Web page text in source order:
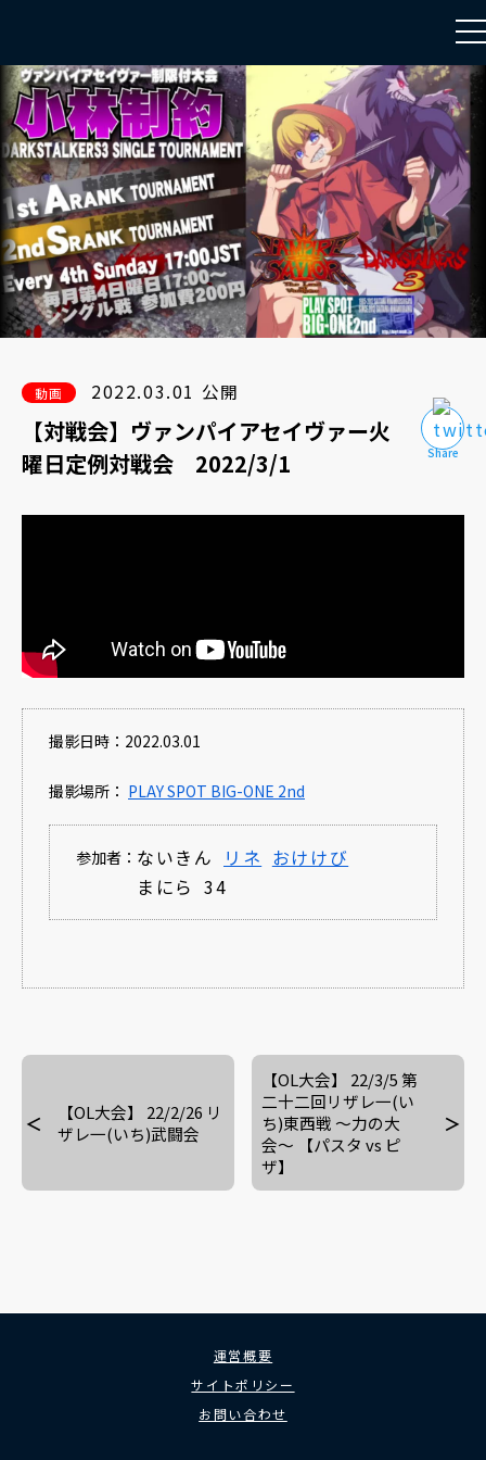
動画 2022.03.01 公開
【対戦会】ヴァンパイアセイヴァー火
曜日定例対戦会 2022/3/1
撮影日時：2022.03.01
撮影場所： PLAY SPOT BIG-ONE 2nd
参加者： ないきん リネ おけけび
まにら 34
【OL大会】 22/2/26 リ
ザレ一(いち)武闘会
【OL大会】 22/3/5 第
二十二回リザレ一(い
ち)東西戦 〜力の大
会〜 【パスタ vs ピ
ザ】
運営概要
サイトポリシー
お問い合わせ